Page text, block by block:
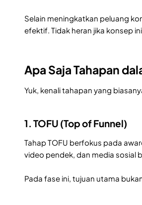
Selain meningkatkan peluang
efektif. Tidak heran jika konsep
Apa Saja Tahapan
Yuk, kenali tahapan yang
1. TOFU (Top of Funnel)
Tahap TOFU berfokus pada
video pendek, dan media sosial
Pada fase ini, tujuan utama